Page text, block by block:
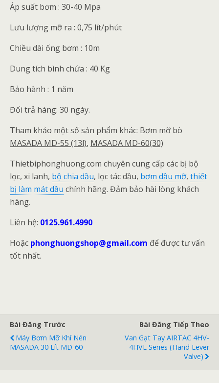
Áp suất bơm : 30-40 Mpa
Lưu lượng mỡ ra : 0,75 lít/phút
Chiều dài ống bơm : 10m
Dung tích bình chứa : 40 Kg
Bảo hành : 1 năm
Đổi trả hàng: 30 ngày.
Tham khảo một số sản phẩm khác: Bơm mỡ bò
MASADA MD-55 (13l), MASADA MD-60(30)
Thietbiphonghuong.com chuyên cung cấp các bị bộ
lọc, xi lanh, bộ chia dầu, lọc tác dầu, bơm dầu mỡ, thiết
bị làm mát dầu chính hãng. Đảm bảo hài lòng khách
hàng.
Liên hệ: 0125.961.4990
Hoặc phonghuongshop@gmail.com để được tư vấn
tốt nhất.
Bài Đăng Trước
Máy Bơm Mỡ Khí Nén
MASADA 30 Lít MD-60
Bài Đăng Tiếp Theo
Van Gạt Tay AIRTAC 4HV-
4HVL Series (Hand Lever
Valve)